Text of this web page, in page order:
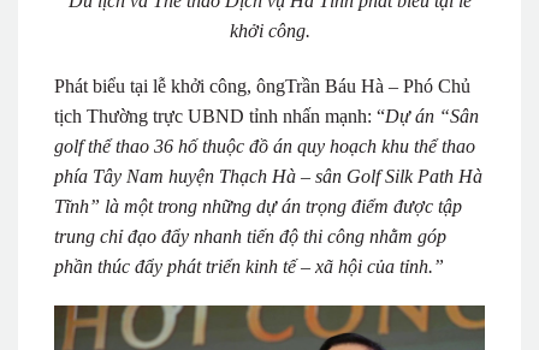
khởi công.
Phát biểu tại lễ khởi công, ôngTrần Báu Hà – Phó Chủ
tịch Thường trực UBND tỉnh nhấn mạnh: “Dự án “Sân
golf thể thao 36 hố thuộc đồ án quy hoạch khu thể thao
phía Tây Nam huyện Thạch Hà – sân Golf Silk Path Hà
Tĩnh” là một trong những dự án trọng điểm được tập
trung chỉ đạo đẩy nhanh tiến độ thi công nhằm góp
phần thúc đẩy phát triển kinh tế – xã hội của tỉnh.”